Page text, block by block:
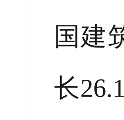
国建
长